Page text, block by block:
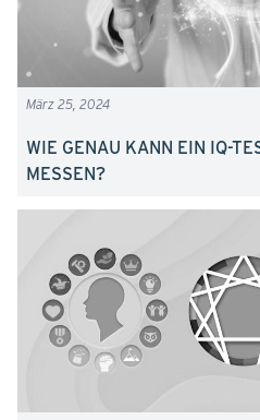
März 25, 2024
WIE GENAU KANN EIN IQ-
MESSEN?